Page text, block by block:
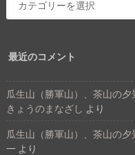
最近のコメント
瓜生山（勝軍山）、茶山の
きょうのまなざし より
瓜生山（勝軍山）、茶山の
一 より